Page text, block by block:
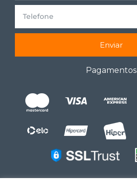
Enviar
Pagamentos